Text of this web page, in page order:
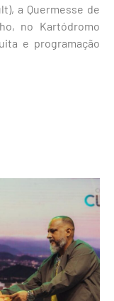
a Quermesse de
no Kartódromo
e programação